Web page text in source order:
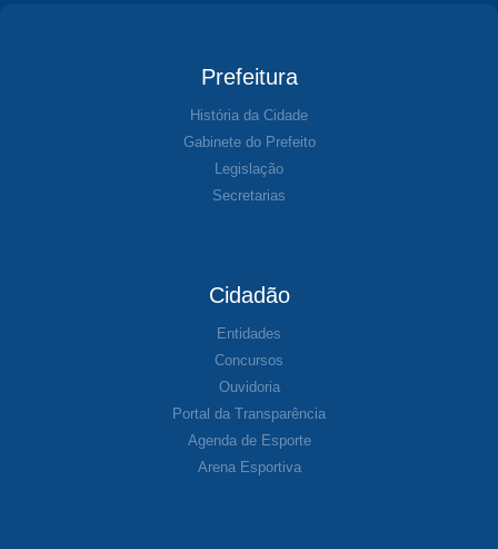
Prefeitura
História da Cidade
Gabinete do Prefeito
Legislação
Secretarias
Cidadão
Entidades
Concursos
Ouvidoria
Portal da Transparência
Agenda de Esporte
Arena Esportiva